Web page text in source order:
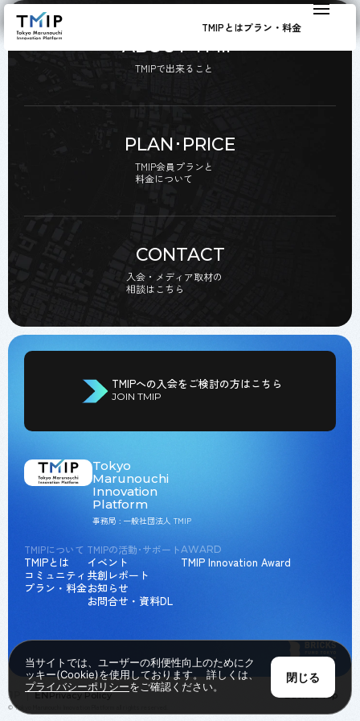
TMIPとはプラン・料金
ABOUT TMIP
TMIPで出来ること
PLAN･PRICE
TMIP会員プランと
料金について
CONTACT
入会・メディア取材の
相談はこちら
TMIPへの入会をご検討の方はこちら
JOIN TMIP
Tokyo
Marunouchi
Innovation
Platform
事務局 : 一般社団法人 TMIP
TMIPについて
TMIPとは
コミュニティ
プラン・料金
TMIPの活動･サポート
イベント
共創レポート
お知らせ
お問合せ・資料DL
AWARD
TMIP Innovation Award
JP ENPrivacy Policy
© Tokyo Marunouchi Innovation Platform all rights reserved.
Back to Top
当サイトでは、ユーザーの利便性向上のためにク
ッキー(Cookie)を使用しております。 詳しくは、
プライバシーポリシーをご確認ください。
閉じる